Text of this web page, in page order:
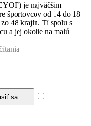
je najväčším
športovcov od 14 do 18
48 krajín. Tí spolu s
a jej okolie na malú
čítania